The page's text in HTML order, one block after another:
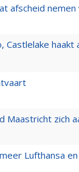
afscheid
Castlelake haakt
zich
Lufthansa